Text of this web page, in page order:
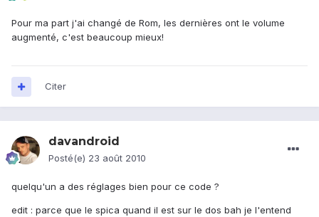
Pour ma part j'ai changé de Rom, les dernières ont le volume
augmenté, c'est beaucoup mieux!
Citer
davandroid
Posté(e) 23 août 2010
quelqu'un a des réglages bien pour ce code ?
edit : parce que le spica quand il est sur le dos bah je l'entend